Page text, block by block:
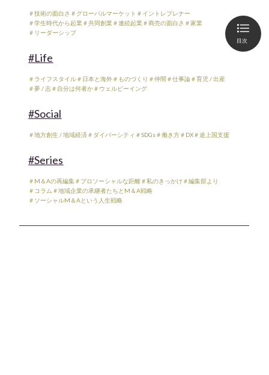
目次
＃技術の面白さ ＃グローバルマーケット ＃イントレプレナー
＃学生時代から起業＃共同創業＃連続起業＃商売の面白さ ＃家業
＃リーダーシップ
#Life
＃ライフスタイル＃日本と海外＃ものづくり ＃仲間 ＃仕事論＃育児 / 出産
＃夢 / 志＃自分は何者か＃ウェルビーイング
#Social
＃地方創生 / 地域経済＃ダイバーシティ ＃SDGs＃働き方＃DX＃途上国支援
#Series
＃M＆Aの再編集＃プロソーシャルな距離＃私のきっかけ ＃編集部より
＃コラム ＃地域企業の承継者たちとM＆A戦略
＃ソーシャルM＆Aという人生戦略